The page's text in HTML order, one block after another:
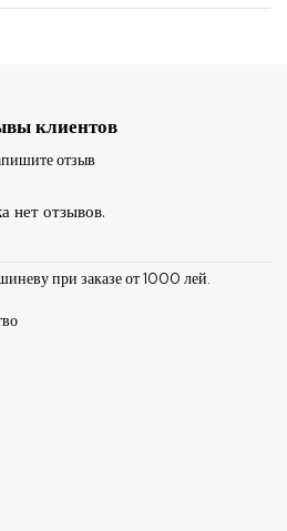
клиентов
отзыв
нет отзывов.
при заказе от 1000 лей.